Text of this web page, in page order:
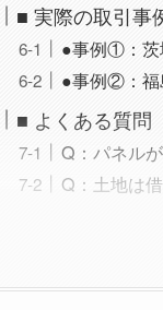
■ 実際の取引事
●事例①：茨
●事例②：福
■ よくある質問
Q：パネル
Q：土地は